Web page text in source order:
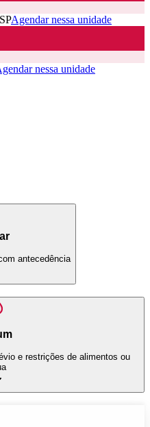
Agendar nessa unidade
nessa unidade
antecedência
e restrições de alimentos ou